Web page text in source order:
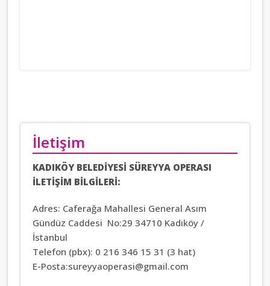
İletişim
KADIKÖY BELEDİYESİ SÜREYYA OPERASI
İLETİŞİM BİLGİLERİ:
Adres: Caferağa Mahallesi General Asım
Gündüz Caddesi No:29 34710 Kadıköy /
İstanbul
Telefon (pbx): 0 216 346 15 31 (3 hat)
E-Posta:sureyyaoperasi@gmail.com